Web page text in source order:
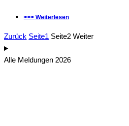
>>> Weiterlesen
Zurück Seite1 Seite2 Weiter
Alle Meldungen 2026